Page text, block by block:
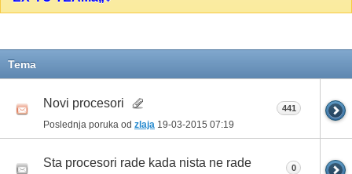
Tema
Novi procesori
Poslednja poruka od zlaja 19-03-2015 07:19
441
Sta procesori rade kada nista ne rade 0